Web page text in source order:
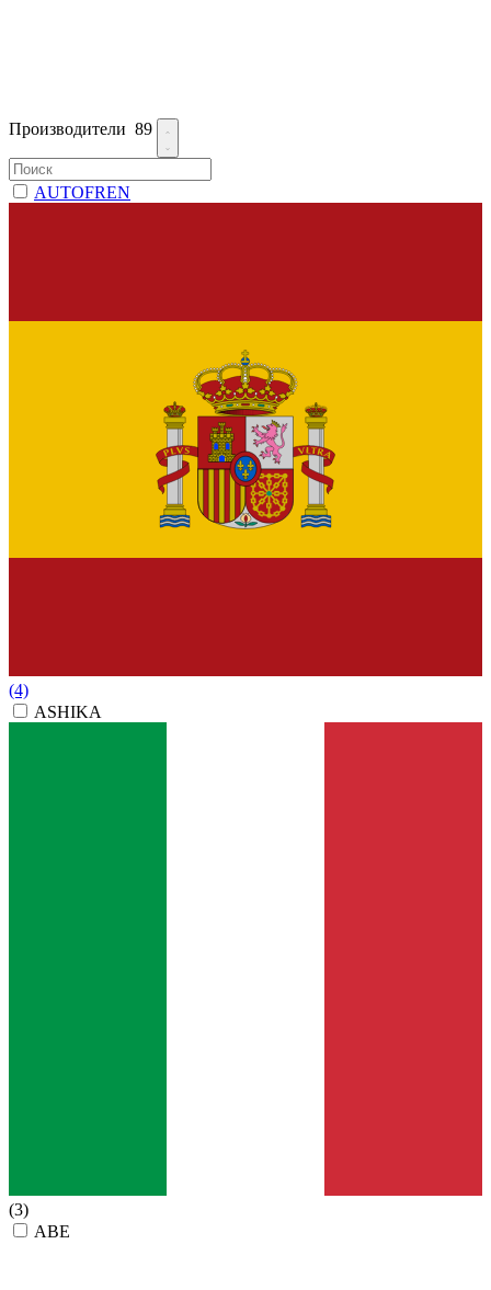
Производители 89
AUTOFREN
(4)
ASHIKA
(3)
ABE